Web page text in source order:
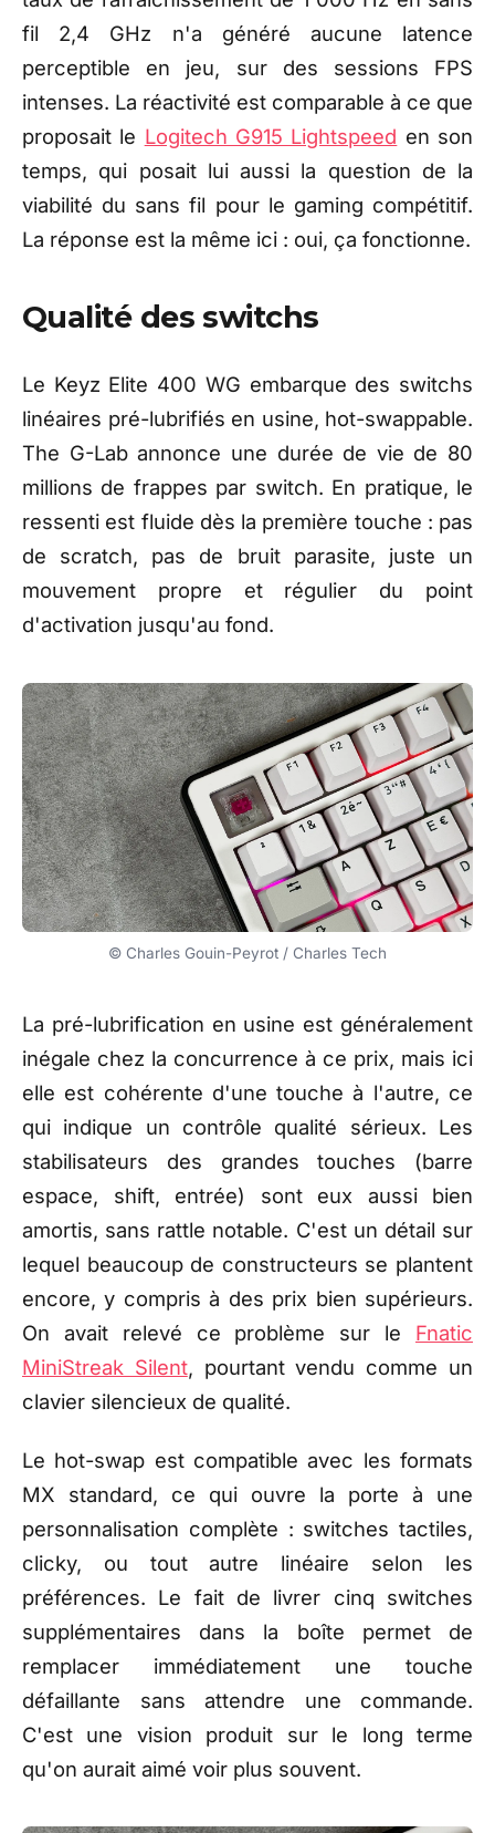
fil 2,4 GHz n'a généré aucune latence
perceptible en jeu, sur des sessions FPS
intenses. La réactivité est comparable à ce que
proposait le Logitech G915 Lightspeed en son
temps, qui posait lui aussi la question de la
viabilité du sans fil pour le gaming compétitif.
La réponse est la même ici : oui, ça fonctionne.
Qualité des switchs
Le Keyz Elite 400 WG embarque des switchs
linéaires pré-lubrifiés en usine, hot-swappable.
The G-Lab annonce une durée de vie de 80
millions de frappes par switch. En pratique, le
ressenti est fluide dès la première touche : pas
de scratch, pas de bruit parasite, juste un
mouvement propre et régulier du point
d'activation jusqu'au fond.
© Charles Gouin-Peyrot / Charles Tech
La pré-lubrification en usine est généralement
inégale chez la concurrence à ce prix, mais ici
elle est cohérente d'une touche à l'autre, ce
qui indique un contrôle qualité sérieux. Les
stabilisateurs des grandes touches (barre
espace, shift, entrée) sont eux aussi bien
amortis, sans rattle notable. C'est un détail sur
lequel beaucoup de constructeurs se plantent
encore, y compris à des prix bien supérieurs.
On avait relevé ce problème sur le Fnatic
MiniStreak Silent, pourtant vendu comme un
clavier silencieux de qualité.
Le hot-swap est compatibleavec les formats
MX standard, ce qui ouvre la porte à une
personnalisation complète : switches tactiles,
clicky, ou tout autre linéaire selon les
préférences. Le fait de livrer cinq switches
supplémentaires dans la boîte permet de
remplacer immédiatement une touche
défaillante sans attendre une commande.
C'est une vision produit sur le long terme
qu'on aurait aimé voir plus souvent.